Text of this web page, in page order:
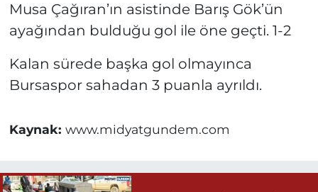
Musa Çağıran’ın asistinde Barış Gök’ün
ayağından bulduğu gol ile öne geçti. 1-2
Kalan sürede başka gol olmayınca
Bursaspor sahadan 3 puanla ayrıldı.
Kaynak: www.midyatgundem.com